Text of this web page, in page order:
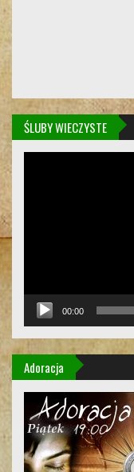
ŚLUBY WIECZYSTE
00:00
Adoracja